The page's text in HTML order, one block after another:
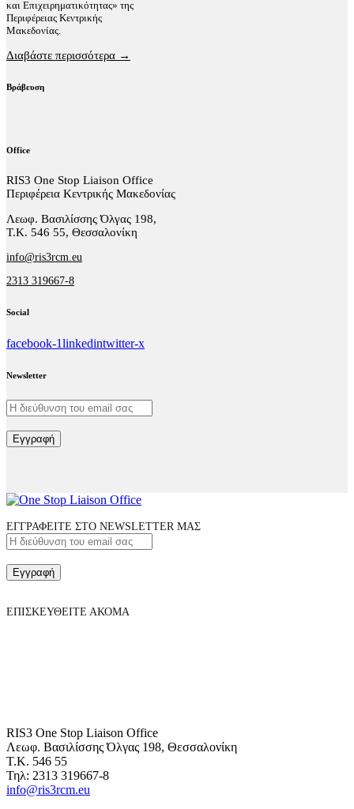
και Επιχειρηματικότητας» της
Περιφέρειας Κεντρικής
Μακεδονίας.
Διαβάστε περισσότερα →
Βράβευση
Office
RIS3 One Stop Liaison Office
Περιφέρεια Κεντρικής Μακεδονίας
Λεωφ. Βασιλίσσης Όλγας 198,
Τ.Κ. 546 55, Θεσσαλονίκη
info@ris3rcm.eu
2313 319667-8
Social
facebook-1linkedintwitter-x
Newsletter
Εγγραφή
ΕΓΓΡΑΦΕΙΤΕ ΣΤΟ NEWSLETTER ΜΑΣ
Εγγραφή
ΕΠΙΣΚΕΥΘΕΙΤΕ ΑΚΟΜΑ
RIS3 One Stop Liaison Office
Λεωφ. Βασιλίσσης Όλγας 198, Θεσσαλονίκη
Τ.Κ. 546 55
Τηλ: 2313 319667-8
info@ris3rcm.eu